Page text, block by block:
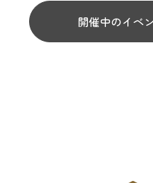
開催中のイベ